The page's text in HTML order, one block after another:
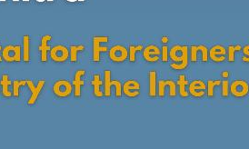
deaktivovány
nebo
aktivovány.